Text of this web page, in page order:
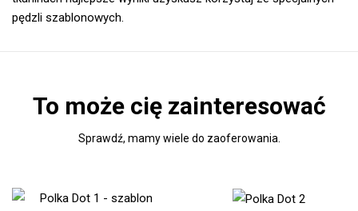
pędzli szablonowych.
To może cię zainteresować
Sprawdź, mamy wiele do zaoferowania.